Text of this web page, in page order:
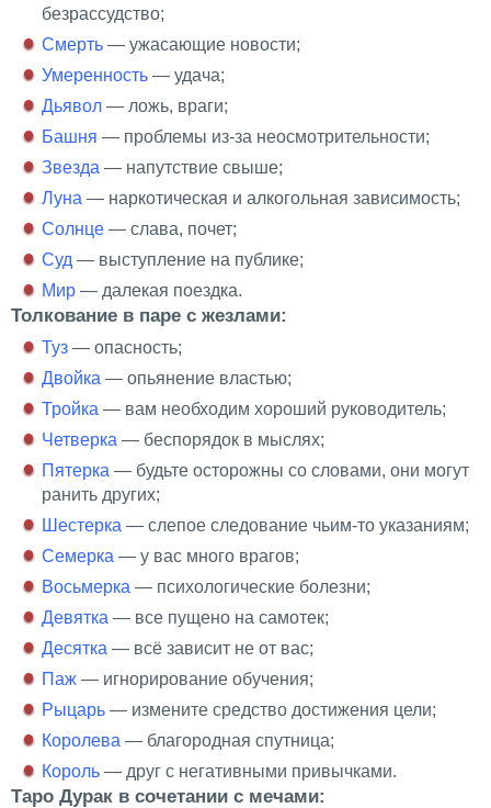
безрассудство;
Смерть — ужасающие новости;
Умеренность — удача;
Дьявол — ложь, враги;
Башня — проблемы из-за неосмотрительности;
Звезда — напутствие свыше;
Луна — наркотическая и алкогольная зависимость;
Солнце — слава, почет;
Суд — выступление на публике;
Мир — далекая поездка.
Толкование в паре с жезлами:
Туз — опасность;
Двойка — опьянение властью;
Тройка — вам необходим хороший руководитель;
Четверка — беспорядок в мыслях;
Пятерка — будьте осторожны со словами, они могут
ранить других;
Шестерка — слепое следование чьим-то указаниям;
Семерка — у вас много врагов;
Восьмерка — психологические болезни;
Девятка — все пущено на самотек;
Десятка — всё зависит не от вас;
Паж — игнорирование обучения;
Рыцарь — измените средство достижения цели;
Королева — благородная спутница;
Король — друг с негативными привычками.
Таро Дурак в сочетании с мечами: